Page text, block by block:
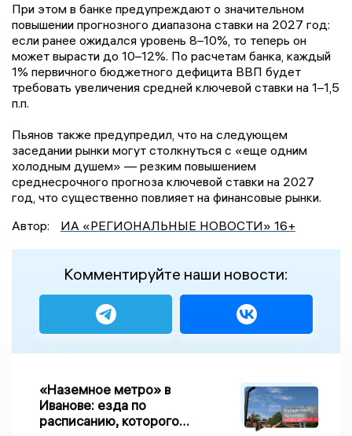
При этом в банке предупреждают о значительном
повышении прогнозного диапазона ставки на 2027 год:
если ранее ожидался уровень 8–10%, то теперь он
может вырасти до 10–12%. По расчетам банка, каждый
1% первичного бюджетного дефицита ВВП будет
требовать увеличения средней ключевой ставки на 1–1,5
п.п.
Пьянов также предупредил, что на следующем
заседании рынки могут столкнуться с «еще одним
холодным душем» — резким повышением
среднесрочного прогноза ключевой ставки на 2027
год, что существенно повлияет на финансовые рынки.
Автор:
ИА «РЕГИОНАЛЬНЫЕ НОВОСТИ» 16+
Комментируйте наши новости:
«Наземное метро» в
Иванове: езда по
расписанию, которого